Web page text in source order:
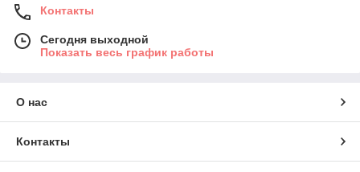
Контакты
Сегодня выходной
Показать весь график работы
О нас
Контакты